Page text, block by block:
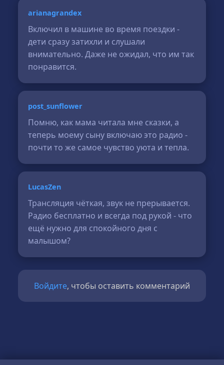
arianagrandex
Включил в машине во время поездки -
дети сразу затихли и слушали
внимательно. Даже не ожидал, что им так
понравится.
post_sunflower
Помню, как мама читала мне сказки, а
теперь моему сыну включаю это радио -
почти то же самое чувство уюта и тепла.
LucasZen
Трансляция чёткая, звук не прерывается.
Радио бесплатно и всегда под рукой - что
ещё нужно для спокойного дня с
малышом?
Войдите, чтобы оставить комментарий